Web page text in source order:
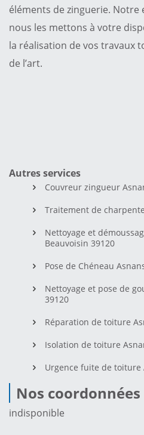
éléments de zinguerie. Notre
nous les mettons à votre
la réalisation de vos travaux
de l’art.
Autres services
Couvreur zingueur
Traitement de
Nettoyage et
Beauvoisin 39120
Pose de Chéneau
Nettoyage et pose de
39120
Réparation de toiture
Isolation de toiture
Urgence fuite de toiture
Nos coordonnées
indisponible